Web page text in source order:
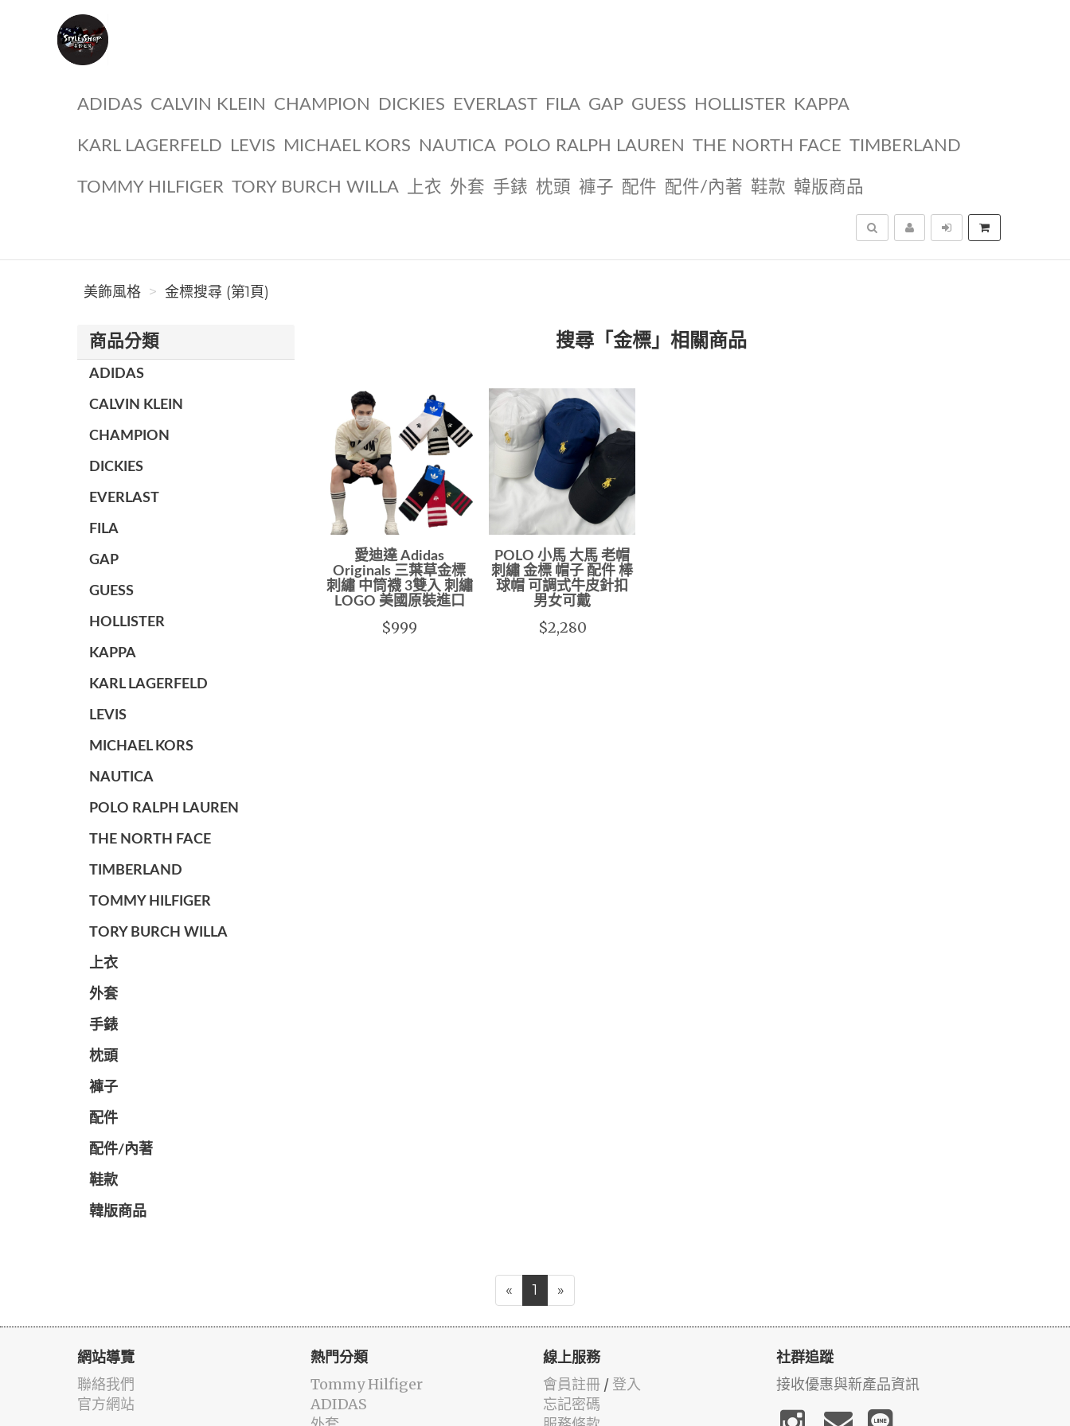
ADIDAS CALVIN KLEIN CHAMPION DICKIES EVERLAST FILA GAP GUESS HOLLISTER KAPPA
KARL LAGERFELD LEVIS MICHAEL KORS NAUTICA POLO RALPH LAUREN THE NORTH FACE TIMBERLAND
TOMMY HILFIGER TORY BURCH WILLA 上衣 外套 手錶 枕頭 褲子 配件 配件/內著 鞋款 韓版商品
搜尋
美飾風格 金標搜尋 (第1頁)
商品分類
ADIDAS
CALVIN KLEIN
CHAMPION
DICKIES
EVERLAST
FILA
GAP
GUESS
HOLLISTER
KAPPA
KARL LAGERFELD
LEVIS
MICHAEL KORS
NAUTICA
POLO RALPH LAUREN
THE NORTH FACE
TIMBERLAND
TOMMY HILFIGER
TORY BURCH WILLA
上衣
外套
手錶
枕頭
褲子
配件
配件/內著
鞋款
韓版商品
搜尋「金標」相關商品
愛迪達 Adidas
Originals 三葉草金標
刺繡 中筒襪 3雙入 刺繡
LOGO 美國原裝進口
$999
POLO 小馬 大馬 老帽
刺繡 金標 帽子 配件 棒
球帽 可調式牛皮針扣
男女可戴
$2,280
« 1 »
網站導覽
聯絡我們
官方網站
熱門分類
Tommy Hilfiger
ADIDAS
線上服務
會員註冊 / 登入
忘記密碼
社群追蹤
接收優惠與新產品資訊